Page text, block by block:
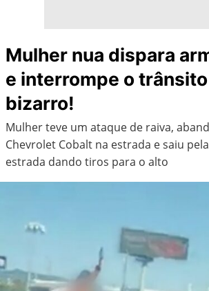
Mulher nua dispara
e interrompe o
bizarro!
Mulher teve um ataque de raiva,
Chevrolet Cobalt na estrada e saiu
estrada dando tiros para o alto